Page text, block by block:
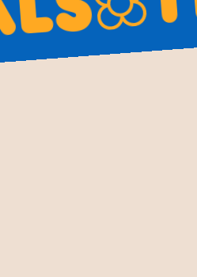
història i tradició de
i ple d'història!